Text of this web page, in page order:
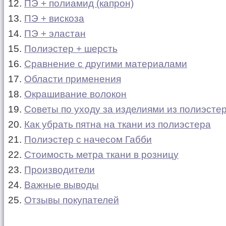
ПЭ + полиамид (капрон)
ПЭ + вискоза
ПЭ + эластан
Полиэстер + шерсть
Сравнение с другими материалами
Области применения
Окрашивание волокон
Советы по уходу за изделиями из
Как убрать пятна на ткани из полиэстера
Полиэстер с начесом Габби
Стоимость метра ткани в розницу
Производители
Важные выводы
Отзывы покупателей